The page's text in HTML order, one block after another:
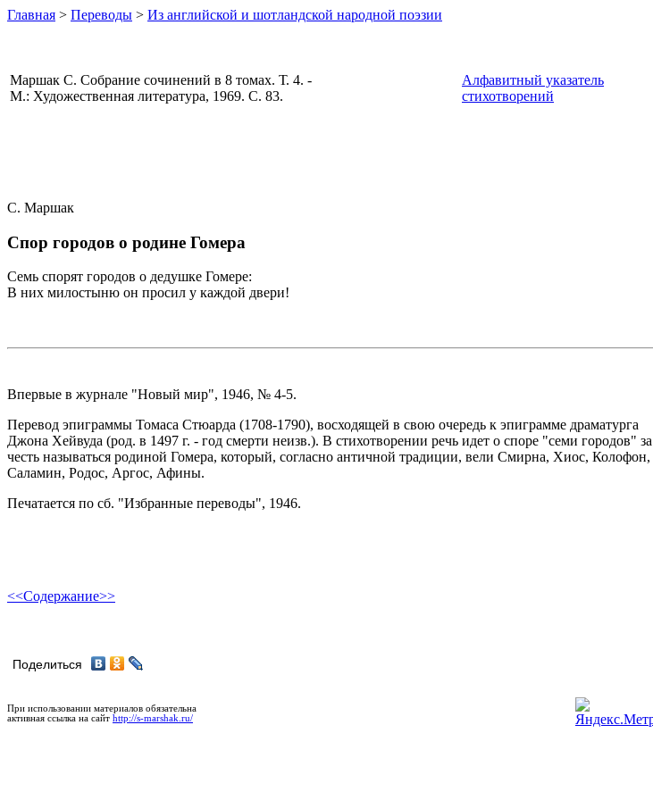
Главная > Переводы > Из английской и шотландской народной поэзии
Маршак С. Собрание сочинений в 8 томах. Т. 4. -
М.: Художественная литература, 1969. С. 83.
Алфавитный указатель
стихотворений
С. Маршак
Спор городов о родине Гомера
Семь спорят городов о дедушке Гомере:
В них милостыню он просил у каждой двери!
Впервые в журнале "Новый мир", 1946, № 4-5.
Перевод эпиграммы Томаса Стюарда (1708-1790), восходящей в свою очередь к эпиграмме драматурга
Джона Хейвуда (род. в 1497 г. - год смерти неизв.). В стихотворении речь идет о споре "семи городов" за
честь называться родиной Гомера, который, согласно античной традиции, вели Смирна, Хиос, Колофон,
Саламин, Родос, Аргос, Афины.
Печатается по сб. "Избранные переводы", 1946.
<<Содержание>>
Поделиться
При использовании материалов обязательна
активная ссылка на сайт http://s-marshak.ru/